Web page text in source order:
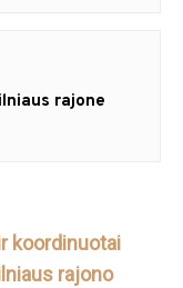
rajone
koordinuotai
rajono